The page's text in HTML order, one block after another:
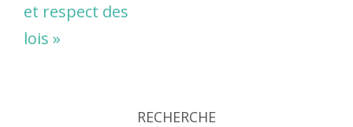
et respect des
lois »
RECHERCHE